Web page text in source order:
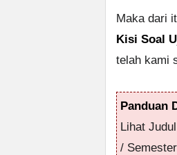
Maka dari
Kisi Soal
telah kami
Panduan
Lihat
/